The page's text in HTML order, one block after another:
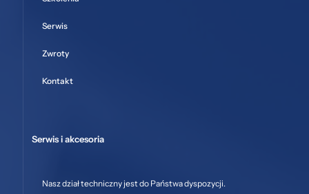
Serwis
Zwroty
Kontakt
Serwis i akcesoria
Nasz dział techniczny jest do Państwa dyspozycji.